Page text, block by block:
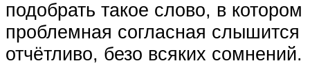
подобрать такое слово, в котором
проблемная согласная слышится
отчётливо, безо всяких сомнений.